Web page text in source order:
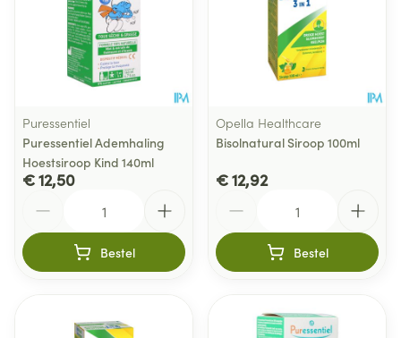
Puressentiel
Puressentiel Ademhaling
Hoestsiroop Kind 140ml
€ 12,50
Bestel
Opella Healthcare
Bisolnatural Siroop 100ml
€ 12,92
Bestel